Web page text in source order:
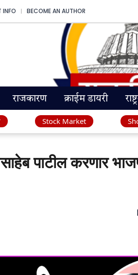
INFO BECOME AN AUTHOR
राजकारण क्राईम डायरी
Stock Market
पाटील करणार